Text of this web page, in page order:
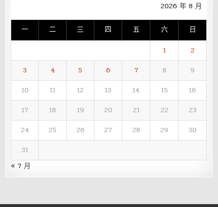
2026 年 8 月
一 二 三 四 五 六 日
1
2
3
4 5 6 7 8
9
10
11 12 13 14 15
16
17
18 19 20 21 22
23
24
25 26 27 28 29
30
31
« 7 月